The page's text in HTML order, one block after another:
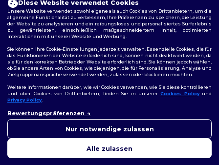
2026. Alle Rechte vorbehalten
Allgemeine Geschäftsbedingungen|Personalisierungsrichtlinien|
Datenschutzbestimmungen|Cookie-Richtlinie|Site Map
Diese Website verwendet Cookies
Unsere Website verwendet sowohl eigene als auch Cookies von Drittanbietern, um die
allgemeine Funktionalität zu verbessern, Ihre Präferenzen zu speichern, die Leistung
der Website zu analysieren und ein reibungsloses und personalisiertes Surferlebnis
zu gewährleisten, einschließlich maßgeschneidertem Inhalt, optimierten
Interaktionen mit unserer Website und Werbung.
Sie können Ihre Cookie-Einstellungen jederzeit verwalten. Essenzielle Cookies, die für
das Funktionieren der Website erforderlich sind, können nicht deaktiviert werden, da
sie für den korrekten Betrieb der Website erforderlich sind. Sie können jedoch wählen,
ob Sie andere Arten von Cookies, wie diejenigen, die für Personalisierung, Analyse und
Zielgruppenansprache verwendet werden, zulassen oder blockieren möchten.
Weitere Informationen darüber, wie wir Cookies verwenden, wie Sie diese kontrollieren
und über Cookies von Drittanbietern, finden Sie in unsererCookies Policyund
Privacy Policy.
Bewertungspräferenzen
Nur notwendige zulassen
Alle zulassen